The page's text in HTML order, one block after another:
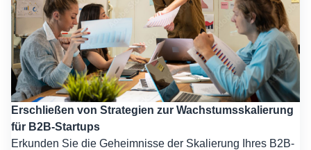
Erschließen von Strategien zur Wachstumsskalierung
für B2B-Startups
Erkunden Sie die Geheimnisse der Skalierung Ihres B2B-